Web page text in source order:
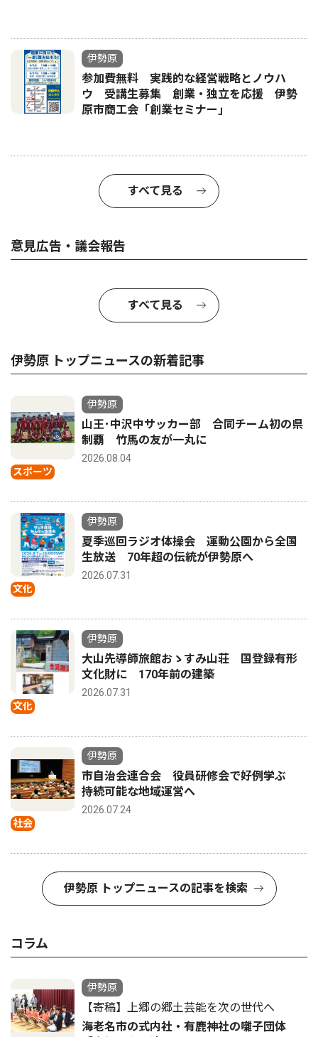
伊勢原
参加費無料 実践的な経営戦略とノウハ
ウ 受講生募集 創業・独立を応援 伊勢
原市商工会「創業セミナー｣
すべて見る
意見広告・議会報告
すべて見る
伊勢原 トップニュースの新着記事
スポーツ
伊勢原
山王･中沢中サッカー部 合同チーム初の県
制覇 竹馬の友が一丸に
2026.08.04
文化
伊勢原
夏季巡回ラジオ体操会 運動公園から全国
生放送 70年超の伝統が伊勢原へ
2026.07.31
文化
伊勢原
大山先導師旅館おゝすみ山荘 国登録有形
文化財に 170年前の建築
2026.07.31
社会
伊勢原
市自治会連合会 役員研修会で好例学ぶ
持続可能な地域運営へ
2026.07.24
伊勢原 トップニュースの記事を検索
コラム
伊勢原
【寄稿】上郷の郷土芸能を次の世代へ
海老名市の式内社・有鹿神社の囃子団体